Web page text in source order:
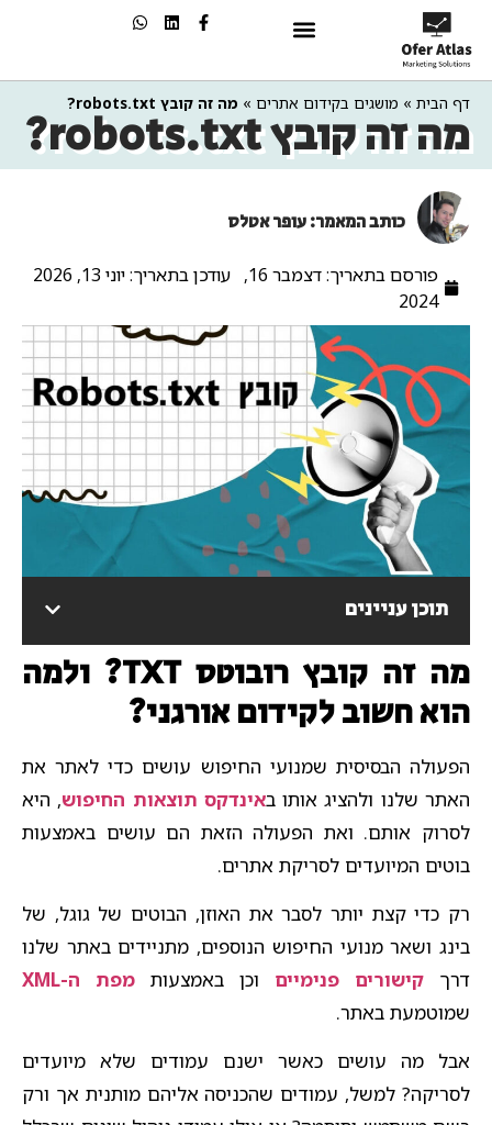
דף הבית » מושגים בקידום אתרים » מה זה קובץ robots.txt?
מה זה קובץ robots.txt?
כותב המאמר: עופר אטלס
פורסם בתאריך:
דצמבר 16,
2024
עודכן בתאריך: יוני 13, 2026
תוכן עניינים
מה זה קובץ רובוטס TXT? ולמה
הוא חשוב לקידום אורגני?
הפעולה הבסיסית שמנועי החיפוש עושים כדי לאתר את
האתר שלנו ולהציג אותו באינדקס תוצאות החיפוש, היא
לסרוק אותם. ואת הפעולה הזאת הם עושים באמצעות
בוטים המיועדים לסריקת אתרים.
רק כדי קצת יותר לסבר את האוזן, הבוטים של גוגל, של
בינג ושאר מנועי החיפוש הנוספים, מתניידים באתר שלנו
דרך קישורים פנימיים וכן באמצעות מפת ה-XML
שמוטמעת באתר.
אבל מה עושים כאשר ישנם עמודים שלא מיועדים
לסריקה? למשל, עמודים שהכניסה אליהם מותנית אך ורק